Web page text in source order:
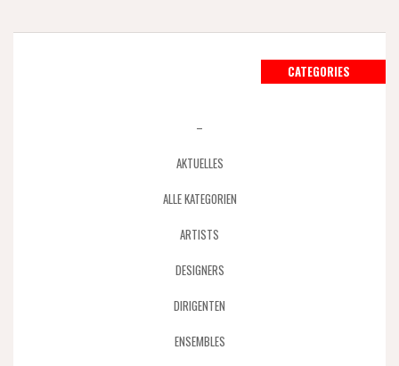
CATEGORIES
–
AKTUELLES
ALLE KATEGORIEN
ARTISTS
DESIGNERS
DIRIGENTEN
ENSEMBLES